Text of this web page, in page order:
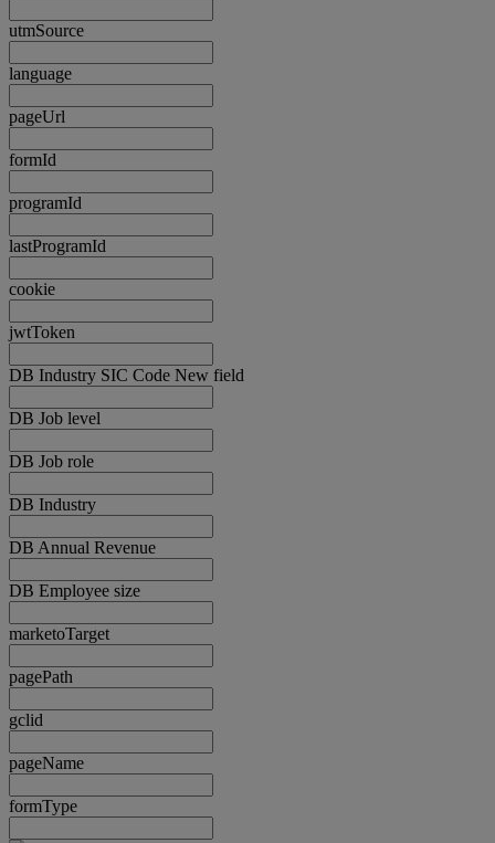
utmSource
language
pageUrl
formId
programId
lastProgramId
cookie
jwtToken
DB Industry SIC Code New field
DB Job level
DB Job role
DB Industry
DB Annual Revenue
DB Employee size
marketoTarget
pagePath
gclid
pageName
formType